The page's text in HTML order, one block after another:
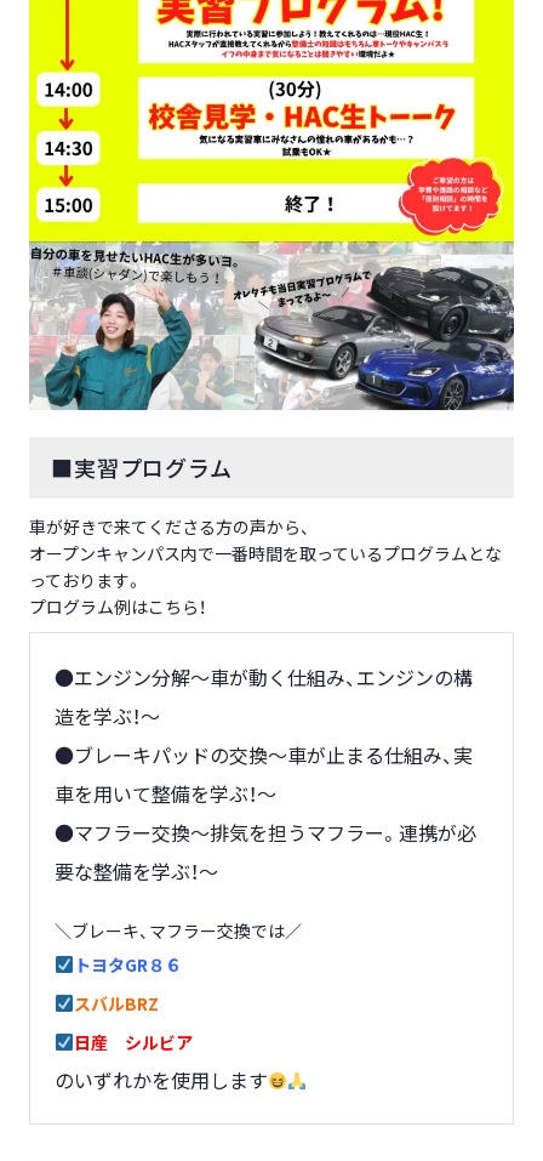
■実習プログラム
車が好きで来てくださる方の声から、
オープンキャンパス内で一番時間を取っているプログラムとな
っております。
プログラム例はこちら！
●エンジン分解～車が動く仕組み、エンジンの構
造を学ぶ！～
●ブレーキパッドの交換～車が止まる仕組み、実
車を用いて整備を学ぶ！～
●マフラー交換～排気を担うマフラー。連携が必
要な整備を学ぶ！～
＼ブレーキ、マフラー交換では／
トヨタGR８６
スバルBRZ
日産 シルビア
のいずれかを使用します